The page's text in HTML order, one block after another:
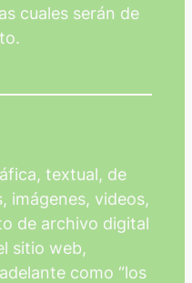
cuales serán de
textual, de
imágenes, videos,
de archivo digital
sitio web,
como “los